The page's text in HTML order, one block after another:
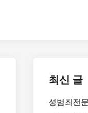
최신 글
성범죄전